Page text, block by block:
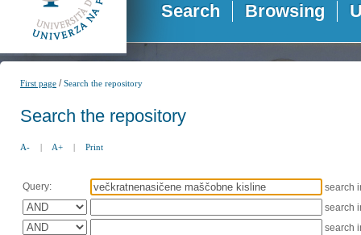
Search Browsing
First page /Search the repository
Search the repository
A- | A+ | Print
Query:
search
search
search